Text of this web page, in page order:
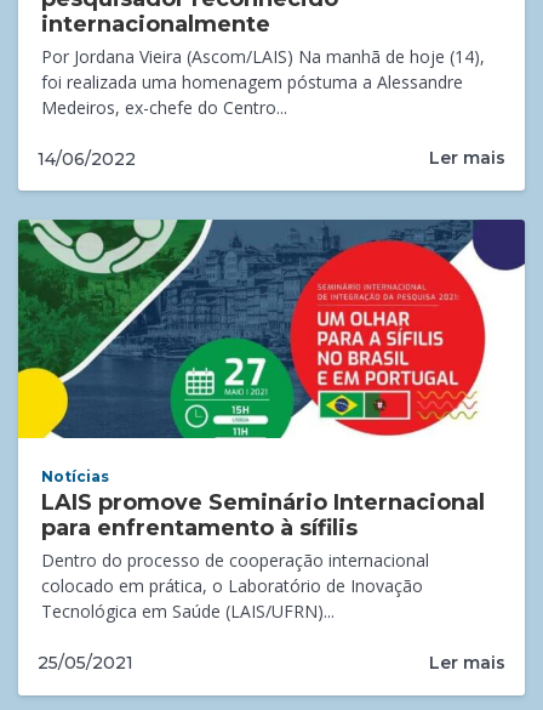
internacionalmente
Por Jordana Vieira (Ascom/LAIS) Na manhã de hoje (14),
foi realizada uma homenagem póstuma a Alessandre
Medeiros, ex-chefe do Centro...
14/06/2022 Ler mais
Notícias
LAIS promove Seminário Internacional
para enfrentamento à sífilis
Dentro do processo de cooperação internacional
colocado em prática, o Laboratório de Inovação
Tecnológica em Saúde (LAIS/UFRN)...
25/05/2021 Ler mais